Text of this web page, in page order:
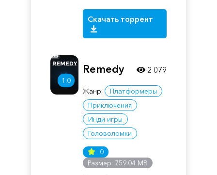
Скачать торрент
1.0
Remedy
Жанр:
Платформеры
Приключения
Инди игры
Головоломки
0
Размер: 759.04 MB
2 079